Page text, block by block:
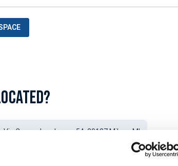
Cesare Lombroso, 54, 20137 Milano MI